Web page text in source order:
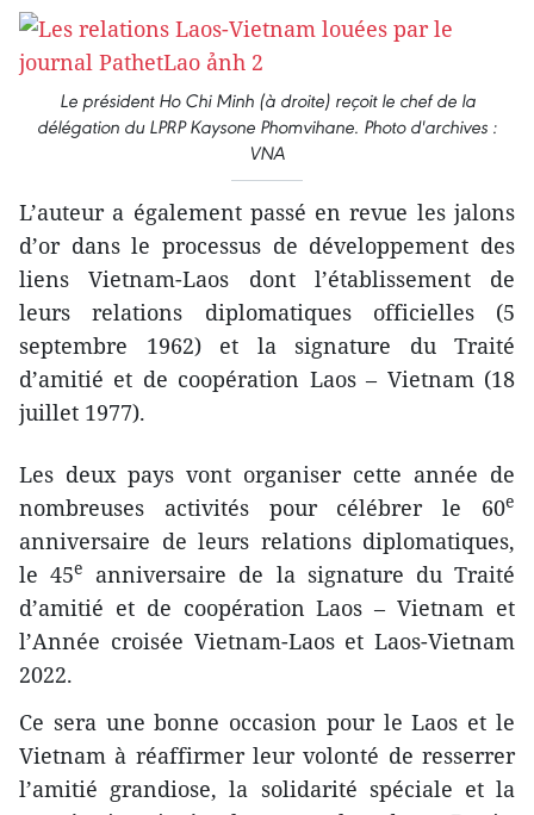
Le président Ho Chi Minh (à droite) reçoit le chef de la
délégation du LPRP Kaysone Phomvihane. Photo d'archives :
VNA
L’auteur a également passé en revue les jalons
d’or dans le processus de développement des
liens Vietnam-Laos dont l’établissement de
leurs relations diplomatiques officielles (5
septembre 1962) et la signature du Traité
d’amitié et de coopération Laos – Vietnam (18
juillet 1977).
Les deux pays vont organiser cette année de
nombreuses activités pour célébrer le 60e
anniversaire de leurs relations diplomatiques,
le 45e
anniversaire de la signature du Traité
d’amitié et de coopération Laos – Vietnam et
l’Année croisée Vietnam-Laos et Laos-Vietnam
2022.
Ce sera une bonne occasion pour le Laos et le
Vietnam à réaffirmer leur volonté de resserrer
l’amitié grandiose, la solidarité spéciale et la